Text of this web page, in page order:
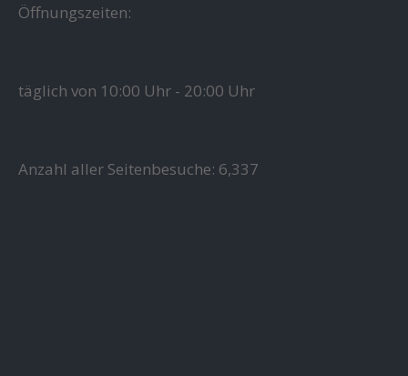
Öffnungszeiten:
täglich von 10:00 Uhr - 20:00 Uhr
Anzahl aller Seitenbesuche: 6,337